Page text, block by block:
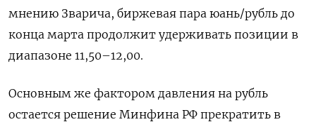
мнению Зварича, биржевая пара юань/рубль до
конца марта продолжит удерживать позиции в
диапазоне 11,50–12,00.
Основным же фактором давления ​на рубль
остается решение Минфина ​РФ прекратить в